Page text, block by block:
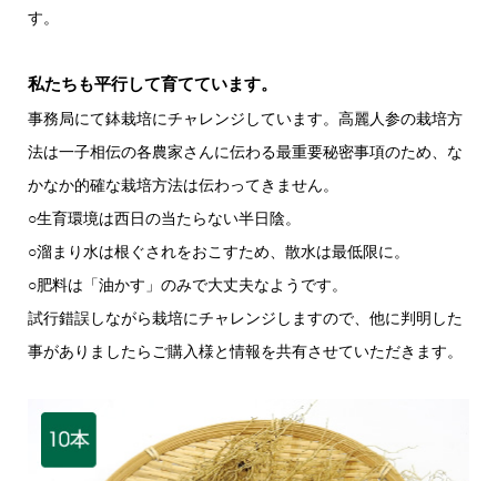
す。
私たちも平行して育てています。
事務局にて鉢栽培にチャレンジしています。高麗人参の栽培方
法は一子相伝の各農家さんに伝わる最重要秘密事項のため、な
かなか的確な栽培方法は伝わってきません。
○生育環境は西日の当たらない半日陰。
○溜まり水は根ぐされをおこすため、散水は最低限に。
○肥料は「油かす」のみで大丈夫なようです。
試行錯誤しながら栽培にチャレンジしますので、他に判明した
事がありましたらご購入様と情報を共有させていただきます。